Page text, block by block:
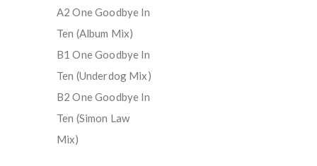
A2 One Goodbye In
Ten (Album Mix)
B1 One Goodbye In
Ten (Underdog Mix)
B2 One Goodbye In
Ten (Simon Law
Mix)